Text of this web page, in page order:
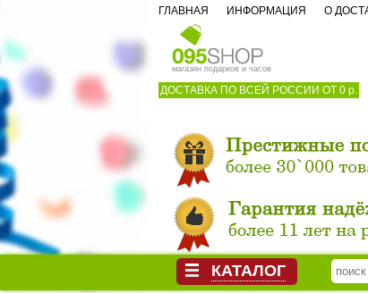
магазин подарков и часов
ДОСТАВКА ПО ВСЕЙ РОССИИ ОТ 0 р.
ГЛАВНАЯ ИНФОРМАЦИЯ О
КАТАЛОГ